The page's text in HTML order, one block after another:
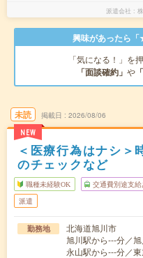
派遣会社
興味があったら
「気になる！」を
「面談確約」 や
未読
NEW
掲載日 2026/08/06
＜医療行為はナシ＞
のチェックなど
職種未経験OK 交通費別途支給
派遣
勤務地
北海道旭川市
旭川駅から---分／
永山駅から---分／